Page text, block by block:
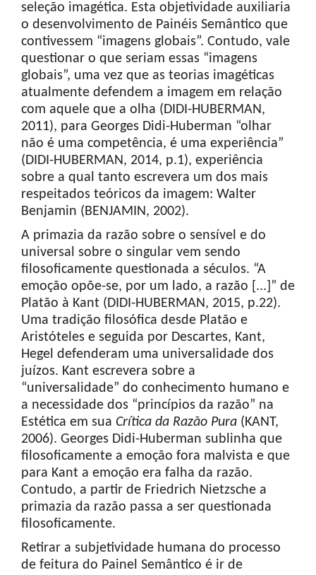
seleção imagética. Esta objetividade auxiliaria
o desenvolvimento de Painéis Semântico que
contivessem “imagens globais”. Contudo, vale
questionar o que seriam essas “imagens
globais”, uma vez que as teorias imagéticas
atualmente defendem a imagem em relação
com aquele que a olha (DIDI-HUBERMAN,
2011), para Georges Didi-Huberman “olhar
não é uma competência, é uma experiência”
(DIDI-HUBERMAN, 2014, p.1), experiência
sobre a qual tanto escrevera um dos mais
respeitados teóricos da imagem: Walter
Benjamin (BENJAMIN, 2002).
A primazia da razão sobre o sensível e do
universal sobre o singular vem sendo
filosoficamente questionada a séculos. “A
emoção opõe-se, por um lado, a razão [...]” de
Platão à Kant (DIDI-HUBERMAN, 2015, p.22).
Uma tradição filosófica desde Platão e
Aristóteles e seguida por Descartes, Kant,
Hegel defenderam uma universalidade dos
juízos. Kant escrevera sobre a
“universalidade” do conhecimento humano e
a necessidade dos “princípios da razão” na
Estética em sua Crítica da Razão Pura (KANT,
2006). Georges Didi-Huberman sublinha que
filosoficamente a emoção fora malvista e que
para Kant a emoção era falha da razão.
Contudo, a partir de Friedrich Nietzsche a
primazia da razão passa a ser questionada
filosoficamente.
Retirar a subjetividade humana do processo
de feitura do Painel Semântico é ir de